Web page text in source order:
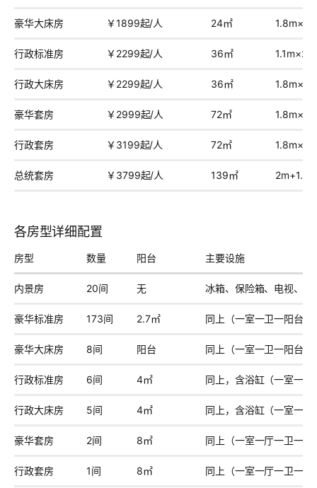
豪华大床房 ￥1899起/人 24㎡ 1.8m×1
行政标准房 ￥2299起/人 36㎡ 1.1m×2张
行政大床房 ￥2299起/人 36㎡ 1.8m×1
豪华套房 ￥2999起/人 72㎡ 1.8m×1
行政套房 ￥3199起/人 72㎡ 1.8m×1
总统套房 ￥3799起/人 139㎡
各房型详细配置
房型 数量 阳台 主要设施
内景房 20间 无 冰箱、保险箱、电视、
豪华标准房 173间 2.7㎡ 同上（一室一卫一阳台）
豪华大床房 8间 阳台 同上（一室一卫一阳台）
行政标准房 6间 4㎡ 同上，含浴缸（一室一卫
行政大床房 5间 4㎡ 同上，含浴缸（一室一卫
豪华套房 2间 8㎡ 同上（一室一厅一卫一阳
行政套房 1间 8㎡ 同上（一室一厅一卫一阳